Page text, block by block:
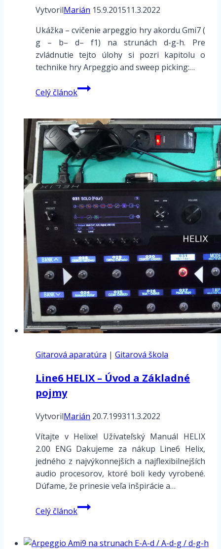
VytvorilMarián 15.9.201511.3.2022
Ukážka – cvičenie arpeggio hry akordu Gmi7 (
g – b– d– f1) na strunách d-g-h. Pre
zvládnutie tejto úlohy si pozri kapitolu o
technike hry Arpeggio and sweep picking:…
Celý článokArpeggio
Gmi7
strunách
d-
g-
h
Gitarová aparatúra | Gitarová škola
Line6 HELIX – Úvod a Základné
pojmy
VytvorilMarián 20.7.199311.3.2022
Vítajte v Helixe! Užívateľský Manuál HELIX
2.00 ENG Dakujeme za nákup Line6 Helix,
jedného z najvýkonnejších a najflexibilnejších
audio procesorov, ktoré boli kedy vyrobené.
Dúfame, že prinesie veľa inšpirácie a…
Celý článokLine6
HELIX
Úvod